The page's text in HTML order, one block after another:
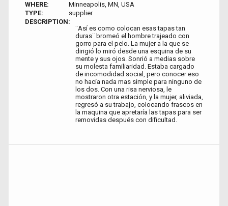
WHERE:
Minneapolis, MN, USA
TYPE:
supplier
DESCRIPTION:
¨Así es como colocan esas tapas tan
duras¨ bromeó el hombre trajeado con
gorro para el pelo. La mujer a la que se
dirigió lo miró desde una esquina de su
mente y sus ojos. Sonrió a medias sobre
su molesta familiaridad. Estaba cargado
de incomodidad social, pero conocer eso
no hacía nada mas simple para ninguno de
los dos. Con una risa nerviosa, le
mostraron otra estación, y la mujer, aliviada,
regresó a su trabajo, colocando frascos en
la maquina que apretaría las tapas para ser
removidas después con dificultad.